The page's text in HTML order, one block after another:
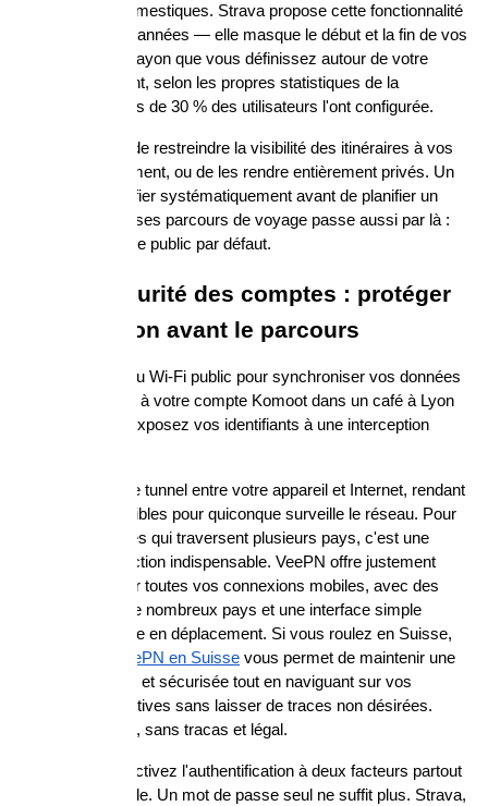
confidentialité domestiques. Strava propose cette fonctionnalité
depuis plusieurs années — elle masque le début et la fin de vos
sorties dans un rayon que vous définissez autour de votre
domicile. Pourtant, selon les propres statistiques de la
plateforme, moins de 30 % des utilisateurs l'ont configurée.
Komoot permet de restreindre la visibilité des itinéraires à vos
contacts uniquement, ou de les rendre entièrement privés. Un
paramètre à vérifier systématiquement avant de planifier un
voyage. Chiffrer ses parcours de voyage passe aussi par là :
ne pas tout rendre public par défaut.
VPN et sécurité des comptes : protéger
la connexion avant le parcours
Utilisez un réseau Wi-Fi public pour synchroniser vos données
GPS ou accéder à votre compte Komoot dans un café à Lyon
ou à Barcelone exposez vos identifiants à une interception
Un VPN chiffre le tunnel entre votre appareil et Internet, rendant
vos données illisibles pour quiconque surveille le réseau. Pour
les cyclo-touristes qui traversent plusieurs pays, c'est une
couche de protection indispensable. VeePN offre justement
cette sécurité sur toutes vos connexions mobiles, avec des
serveurs dans de nombreux pays et une interface simple
d'utilisation même en déplacement. Si vous roulez en Suisse,
VeePN en Suisse vous permet de maintenir une
connexion stable et sécurisée tout en naviguant sur vos
applications sportives sans laisser de traces non désirées.
C'est sûr, simple, sans tracas et légal.
Côté comptes, activez l'authentification à deux facteurs partout
où c'est disponible. Un mot de passe seul ne suffit plus. Strava,